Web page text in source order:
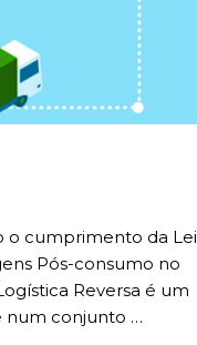
o cumprimento da Lei
Pós-consumo no
Reversa é um
num conjunto …